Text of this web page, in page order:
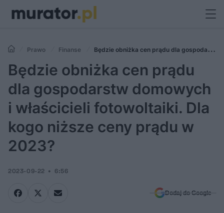
Prawo Finanse
Będzie obniżka cen prądu dla gospodarstw
domowych i właścicieli fotowoltaiki. Dla kogo niższe ceny prądu w
2023?
Będzie obniżka cen prądu
dla gospodarstw domowych
i właścicieli fotowoltaiki. Dla
kogo niższe ceny prądu w
2023?
2023-09-22 6:56
Dodaj do Google